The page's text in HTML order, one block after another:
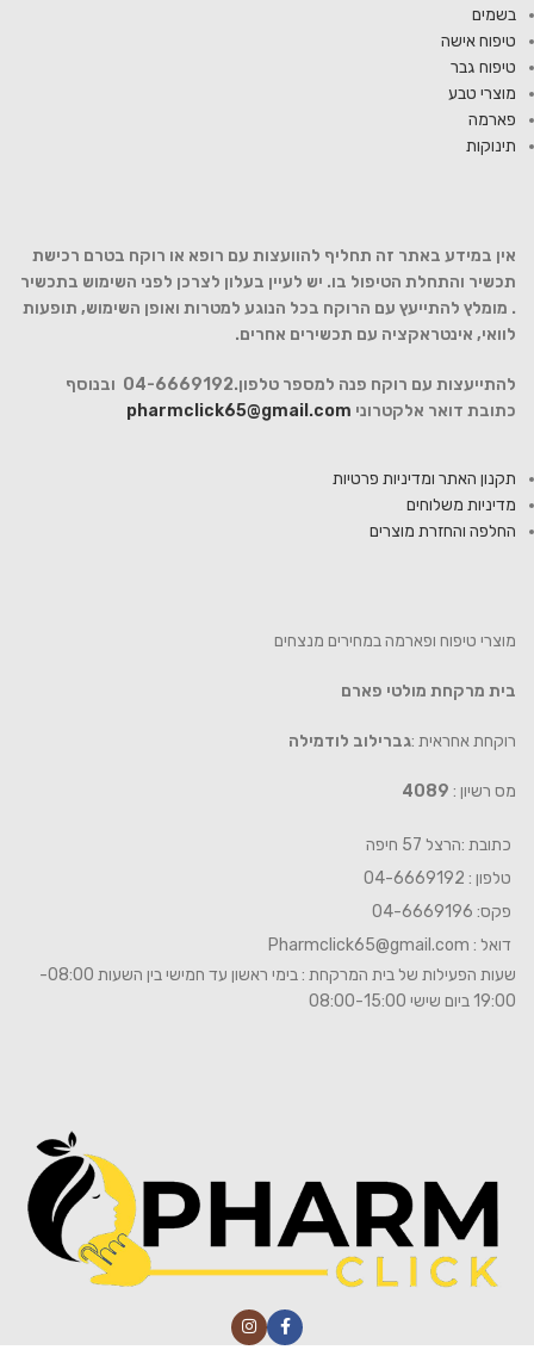
בשמים
טיפוח אישה
טיפוח גבר
מוצרי טבע
פארמה
תינוקות
אין במידע באתר זה תחליף להוועצות עם רופא או רוקח בטרם רכישת
תכשיר והתחלת הטיפול בו. יש לעיין בעלון לצרכן לפני השימוש בתכשיר
. מומלץ להתייעץ עם הרוקח בכל הנוגע למטרות ואופן השימוש, תופעות
לוואי, אינטראקציה עם תכשירים אחרים.
להתייעצות עם רוקח פנה למספר טלפון.04-6669192 ובנוסף
כתובת דואר אלקטרוני pharmclick65@gmail.com
תקנון האתר ומדיניות פרטיות
מדיניות משלוחים
החלפה והחזרת מוצרים
מוצרי טיפוח ופארמה במחירים מנצחים
בית מרקחת מולטי פארם
רוקחת אחראית :גברילוב לודמילה
מס רשיון : 4089
כתובת :הרצל 57 חיפה
טלפון : 04-6669192
פקס: 04-6669196
דואל : Pharmclick65@gmail.com
שעות הפעילות של בית המרקחת : בימי ראשון עד חמישי בין השעות 08:00-
19:00 ביום שישי 08:00-15:00